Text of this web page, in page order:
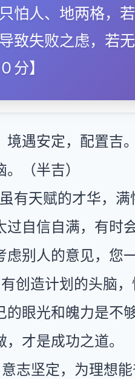
怕人、地两格，
致失败之虑，若
分】
境遇安定，配置吉
（半吉）
有天赋的才华，
过自信自满，有时
虑别人的意见，您
创造计划的头脑
的眼光和魄力是不
才是成功之道。
志坚定，为理想